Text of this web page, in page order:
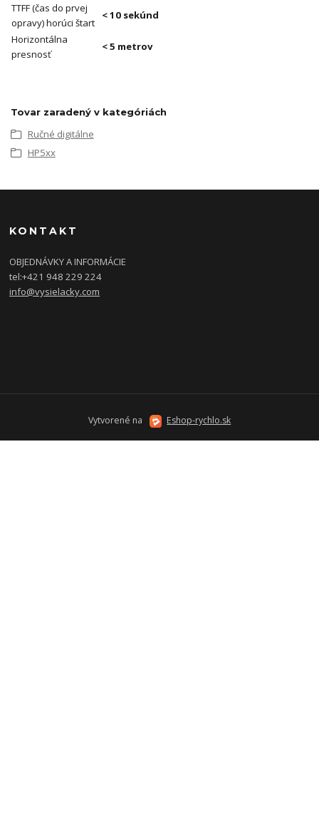
TTFF (čas do prvej
opravy) horúci štart
< 10 sekúnd
Horizontálna
presnosť
< 5 metrov
Tovar zaradený v kategóriách
Ručné digitálne
HP5xx
KONTAKT
OBJEDNÁVKY A INFORMÁCIE
tel:+421 948 229 224
info@vysielacky.com
Vytvorené na Eshop-rychlo.sk